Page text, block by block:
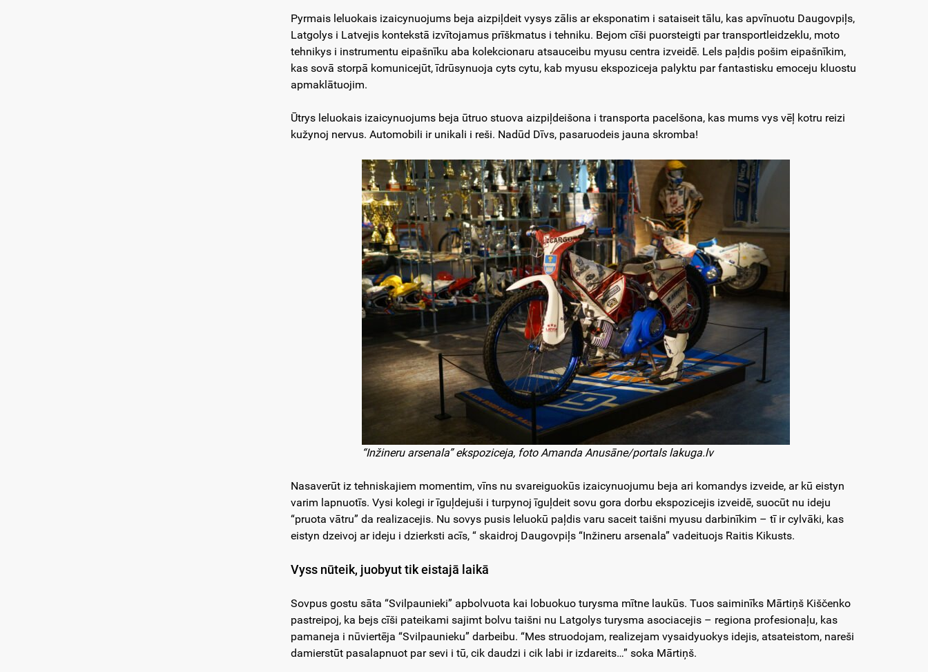
Pyrmais leluokais izaicynuojums beja aizpiļdeit vysys zālis ar eksponatim i sataiseit tālu, kas apvīnuotu Daugovpiļs,
Latgolys i Latvejis kontekstā izvītojamus prīškmatus i tehniku. Bejom cīši puorsteigti par transportleidzeklu, moto
tehnikys i instrumentu eipašnīku aba kolekcionaru atsauceibu myusu centra izveidē. Lels paļdis pošim eipašnīkim,
kas sovā storpā komunicejūt, īdrūsynuoja cyts cytu, kab myusu ekspoziceja palyktu par fantastisku emoceju kluostu
apmaklātuojim.
Ūtrys leluokais izaicynuojums beja ūtruo stuova aizpiļdeišona i transporta pacelšona, kas mums vys vēļ kotru reizi
kužynoj nervus. Automobili ir unikali i reši. Nadūd Dīvs, pasaruodeis jauna skromba!
“Inžineru arsenala” ekspoziceja, foto Amanda Anusāne/portals lakuga.lv
Nasaverūt iz tehniskajiem momentim, vīns nu svareiguokūs izaicynuojumu beja ari komandys izveide, ar kū eistyn
varim lapnuotīs. Vysi kolegi ir īguļdejuši i turpynoj īguļdeit sovu gora dorbu ekspozicejis izveidē, suocūt nu ideju
“pruota vātru” da realizacejis. Nu sovys pusis leluokū paļdis varu saceit taišni myusu darbinīkim – tī ir cylvāki, kas
eistyn dzeivoj ar ideju i dzierksti acīs, “ skaidroj Daugovpiļs “Inžineru arsenala” vadeituojs Raitis Kikusts.
Vyss nūteik, juobyut tik eistajā laikā
Sovpus gostu sāta “Svilpaunieki” apbolvuota kai lobuokuo turysma mītne laukūs. Tuos saiminīks Mārtiņš Kiščenko
pastreipoj, ka bejs cīši pateikami sajimt bolvu taišni nu Latgolys turysma asociacejis – regiona profesionaļu, kas
pamaneja i nūviertēja “Svilpaunieku” darbeibu. “Mes struodojam, realizejam vysaidyuokys idejis, atsateistom, nareši
damierstūt pasalapnuot par sevi i tū, cik daudzi i cik labi ir izdareits…” soka Mārtiņš.